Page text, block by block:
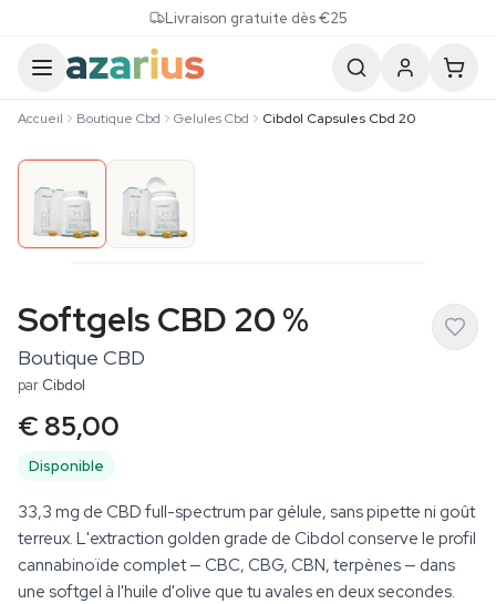
Livraison gratuite dès €25
Accueil Boutique Cbd Gelules Cbd Cibdol Capsules Cbd 20
Softgels CBD 20 %
Boutique CBD
par Cibdol
€ 85,00
Disponible
33,3 mg de CBD full-spectrum par gélule, sans pipette ni goût
terreux. L'extraction golden grade de Cibdol conserve le profil
cannabinoïde complet — CBC, CBG, CBN, terpènes — dans
une softgel à l'huile d'olive que tu avales en deux secondes.